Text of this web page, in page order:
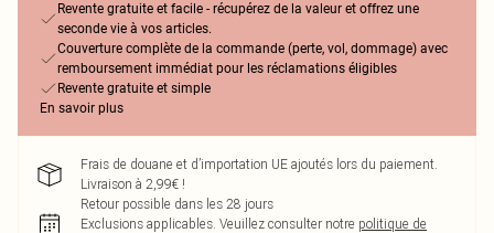
Revente gratuite et facile - récupérez de la valeur et offrez une
seconde vie à vos articles.
Couverture complète de la commande (perte, vol, dommage) avec
remboursement immédiat pour les réclamations éligibles
Revente gratuite et simple
En savoir plus
Frais de douane et d’importation UE ajoutés lors du paiement.
Livraison à 2,99€ !
Retour possible dans les 28 jours
Exclusions applicables. Veuillez consulter notre politique de